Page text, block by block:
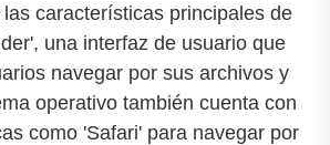
características principales de
una interfaz de usuario que
navegar por sus archivos y
operativo también cuenta con
como 'Safari' para navegar por